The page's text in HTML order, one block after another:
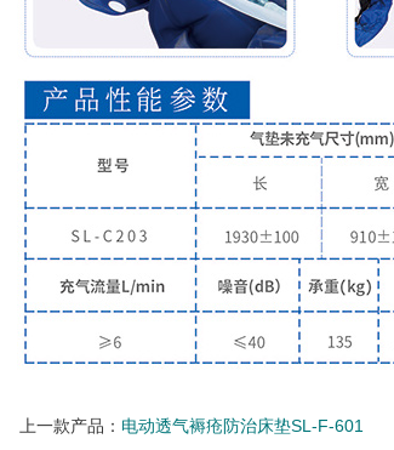
上一款产品： 电动透气褥疮防治床垫SL-F-601